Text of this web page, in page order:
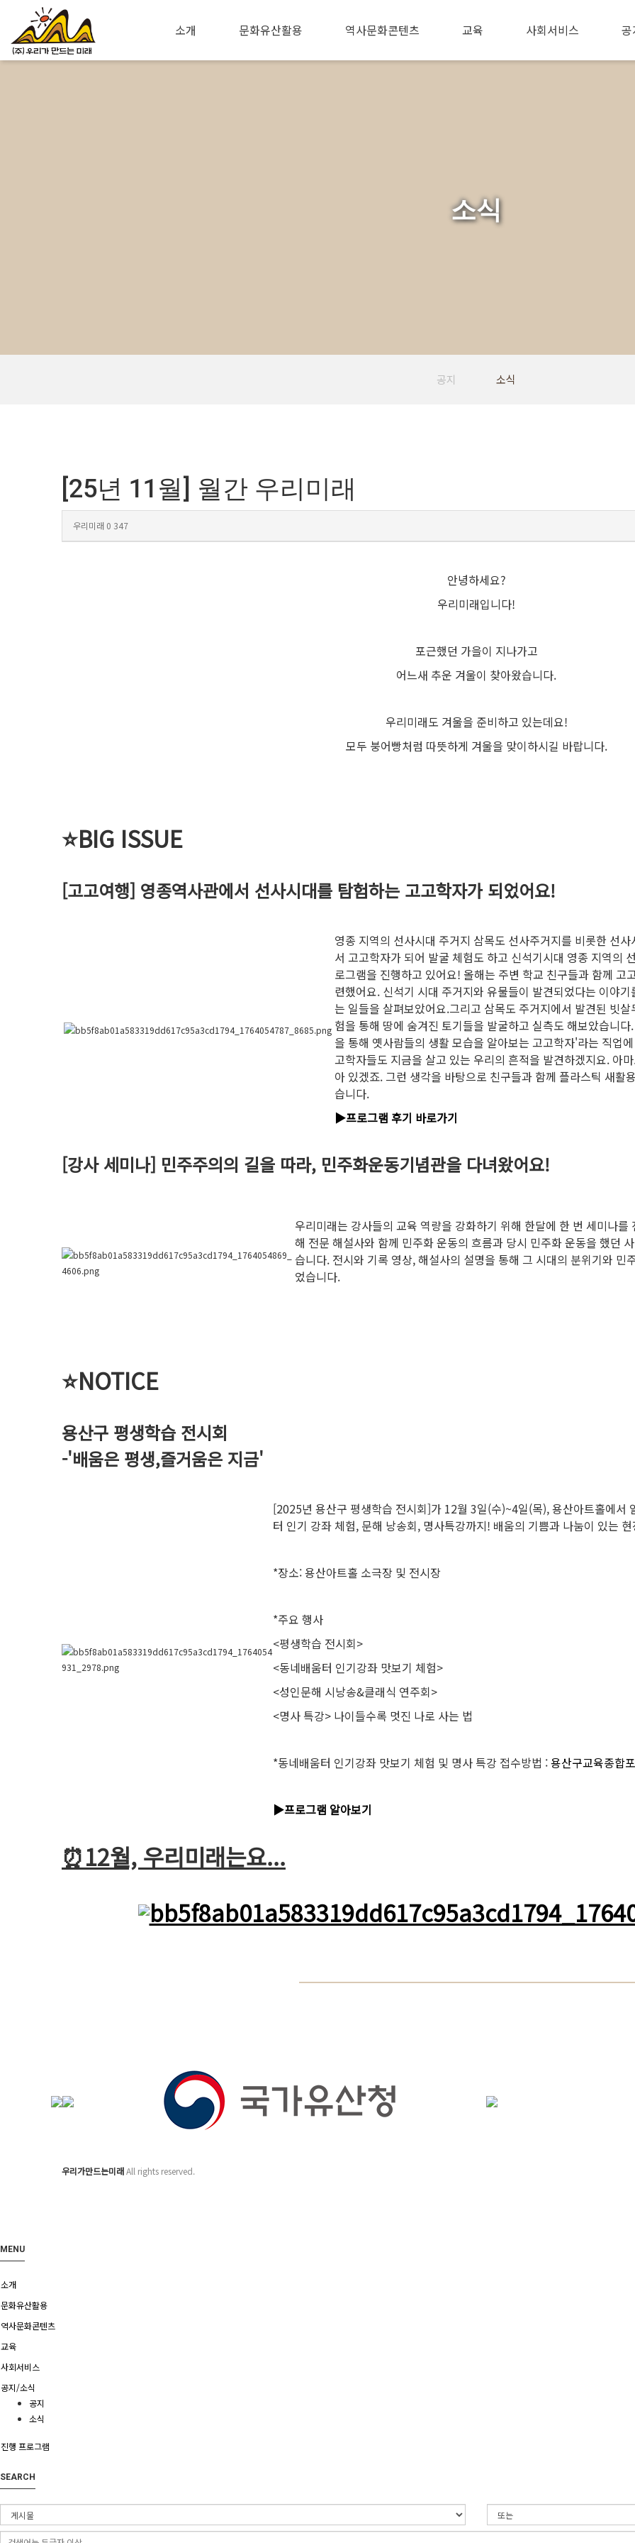
소개 문화유산활용 역사문화콘텐츠 교육 사회서비스
소식
공지 소식
[25년 11월] 월간 우리미래
우리미래 0 347
안녕하세요?
우리미래입니다!
포근했던 가을이 지나가고
어느새 추운 겨울이 찾아왔습니다.
우리미래도 겨울을 준비하고 있는데요!
모두 붕어빵처럼 따뜻하게 겨울을 맞이하시길 바랍니다.
⭐BIG ISSUE
[고고여행] 영종역사관에서 선사시대를 탐험하는 고고학자가 되었어요!
영종 지역의 선사시대 주거지 삼목도 선사주거지를 비롯한 선
서 고고학자가 되어 발굴 체험도 하고 신석기시대 영종 지역의
로그램을 진행하고 있어요! 올해는 주변 학교 친구들과 함께 고
련했어요. 신석기 시대 주거지와 유물들이 발견되었다는 이야
는 일들을 살펴보았어요.그리고 삼목도 주거지에서 발견된 빗
험을 통해 땅에 숨겨진 토기들을 발굴하고 실측도 해보았습니
을 통해 옛사람들의 생활 모습을 알아보는 고고학자'라는 직업
고학자들도 지금을 살고 있는 우리의 흔적을 발견하겠지요. 아
아 있겠죠. 그런 생각을 바탕으로 친구들과 함께 플라스틱 새활
습니다.
▶️프로그램 후기 바로가기
[강사 세미나] 민주주의의 길을 따라, 민주화운동기념관을 다녀왔어요!
우리미래는 강사들의 교육 역량을 강화하기 위해 한달에 한 번 세미나
해 전문 해설사와 함께 민주화 운동의 흐름과 당시 민주화 운동을 했던
습니다. 전시와 기록 영상, 해설사의 설명을 통해 그 시대의 분위기와
었습니다.
⭐NOTICE
용산구 평생학습 전시회
-'배움은 평생,즐거움은 지금'
[2025년 용산구 평생학습 전시회]가 12월 3일(수)~4일(목), 용산아트홀에서
터 인기 강좌 체험, 문해 낭송회, 명사특강까지! 배움의 기쁨과 나눔이 있는
*장소: 용산아트홀 소극장 및 전시장
*주요 행사
<평생학습 전시회>
<동네배움터 인기강좌 맛보기 체험>
<성인문해 시낭송&클래식 연주회>
<명사 특강> 나이들수록 멋진 나로 사는 법
*동네배움터 인기강좌 맛보기 체험 및 명사 특강 접수방법 :용산구교육종합
▶️프로그램 알아보기
⏰12월, 우리미래는요...
우리가만드는미래All rights reserved.
MENU
소개
문화유산활용
역사문화콘텐츠
교육
사회서비스
공지/소식
공지
소식
진행 프로그램
SEARCH